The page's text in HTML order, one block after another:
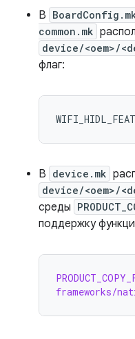
В
common.mk
device/<oem>/
флаг:
В device.mk
device/<oem>/
среды
поддержку
frameworks/